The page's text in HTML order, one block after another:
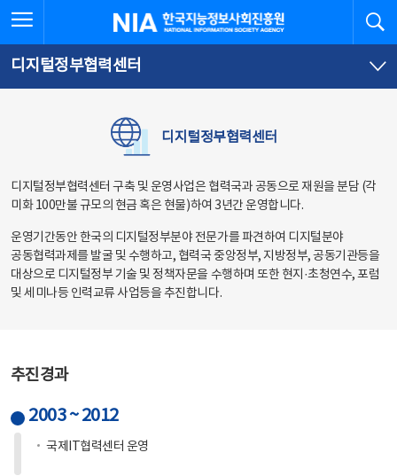
문
로
가
체
뉴
바
가
한국지능정보사회진흥원
디지털정부협력센터
디지털정부협력센터
디지털정부협력센터 구축 및 운영사업은 협력국과 공동으로 재원을 분담 (각
미화 100만불 규모의 현금 혹은 현물)하여 3년간 운영합니다.
운영기간동안 한국의 디지털정부분야 전문가를 파견하여 디지털분야
공동협력과제를 발굴 및 수행하고, 협력국 중앙정부, 지방정부, 공동기관등을
대상으로 디지털정부 기술 및 정책자문을 수행하며 또한 현지·초청연수, 포럼
및 세미나등 인력교류 사업등을 추진합니다.
추진경과
2003 ~ 2012
국제IT협력센터 운영